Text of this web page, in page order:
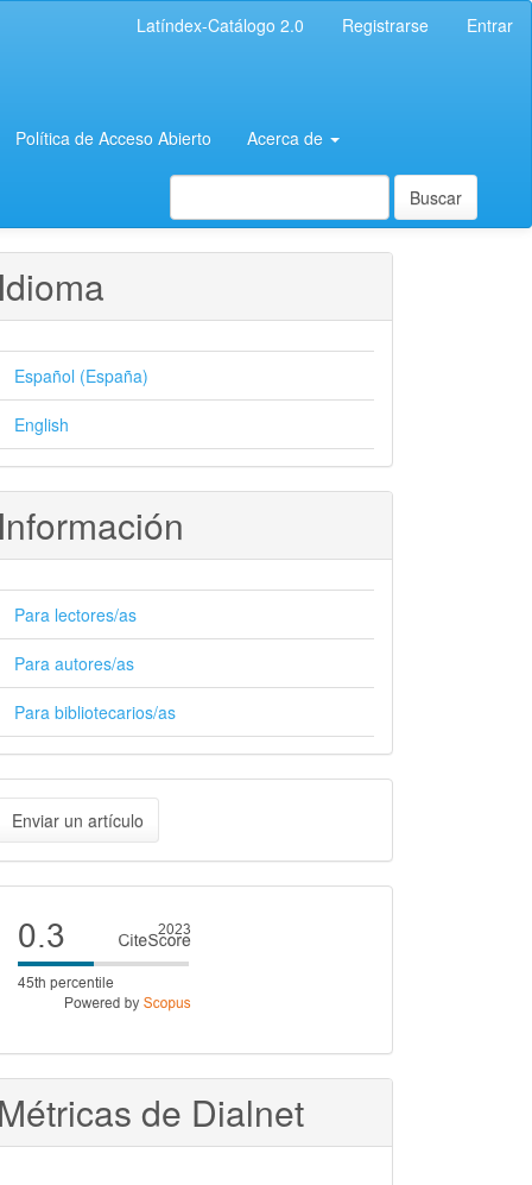
Latíndex-Catálogo 2.0 Registrarse Entrar
Política de Acceso Abierto Acerca de
Buscar
Español (España)
English
Para lectores/as
Para autores/as
Para bibliotecarios/as
Enviar un artículo
de Dialnet